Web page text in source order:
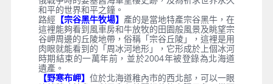
和平的世界和平之鐘。
路經【宗谷黑牛牧場】 產的是當地特產宗谷黑牛，在
這裡能夠看到風車房和牛放牧的田園般風景及眺望宗
谷岬周邊的丘陵地帶，俗稱「宗谷丘陵」，這裡是用
肉眼就能看到的「周冰河地形」，它形成於上個冰河
時期結束的一萬年前，並於2004年被登錄為北海道
遺產。
【野寒布岬】 位於北海道稚內市的西北部，可以一眼